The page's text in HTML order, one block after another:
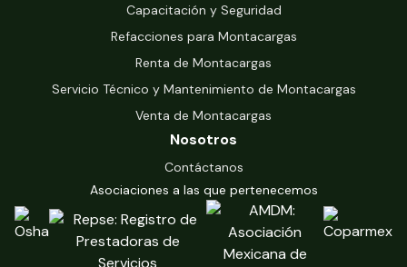
Capacitación y Seguridad
Refacciones para Montacargas
Renta de Montacargas
Servicio Técnico y Mantenimiento de Montacargas
Venta de Montacargas
Nosotros
Contáctanos
Asociaciones a las que pertenecemos